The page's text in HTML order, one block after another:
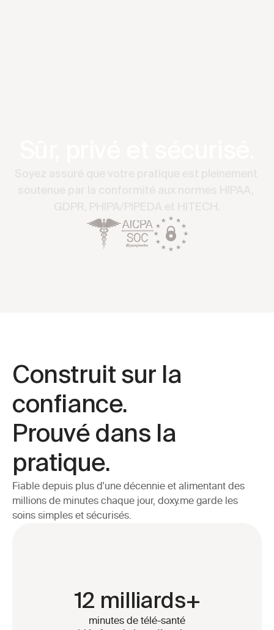
Construit sur la
confiance.
Prouvé dans la
pratique.
Fiable depuis plus d'une décennie et alimentant des
millions de minutes chaque jour, doxy.me garde les
soins simples et sécurisés.
12 milliards+
minutes de télé-santé